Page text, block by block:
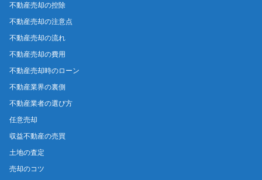
不動産売却の控除
不動産売却の注意点
不動産売却の流れ
不動産売却の費用
不動産売却時のローン
不動産業界の裏側
不動産業者の選び方
任意売却
収益不動産の売買
土地の査定
売却のコツ